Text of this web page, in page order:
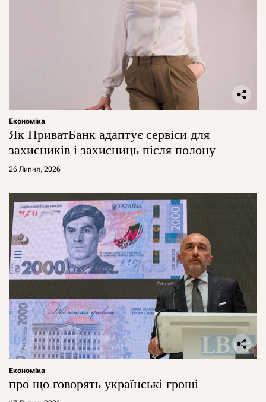
Економіка
Як ПриватБанк адаптує сервіси для
захисників і захисниць після полону
26 Липня, 2026
Економіка
про що говорять українські гроші